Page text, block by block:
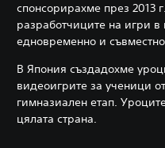
спонсорирахме през 2013
разработчиците на игри в
едновременно и
В Япония създадохме
видеоигрите за ученици
гимназиален етап.
цялата страна.